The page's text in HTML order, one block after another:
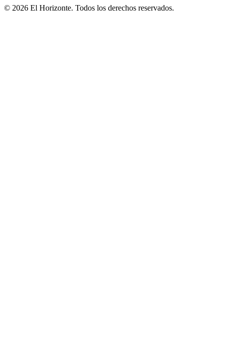
© 2026 El Horizonte. Todos los derechos reservados.